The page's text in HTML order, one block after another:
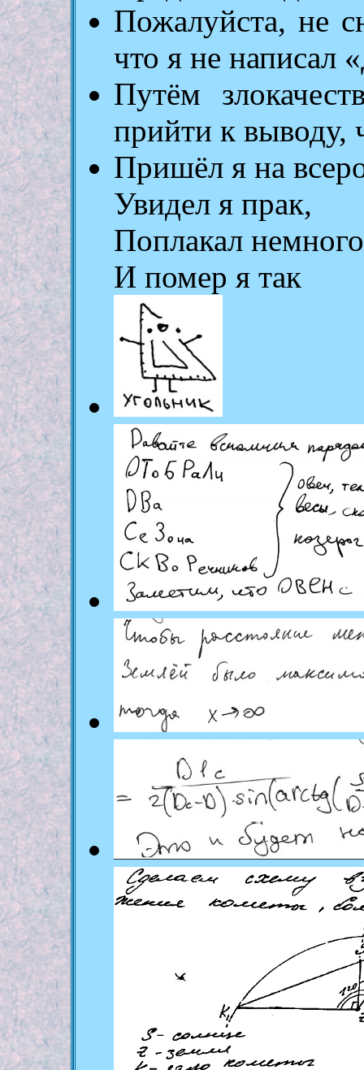
Пожалуйста, не
что я не написал
Путём
прийти к
Пришёл я на
Увидел я прак,
Поплакал немного
И помер я так